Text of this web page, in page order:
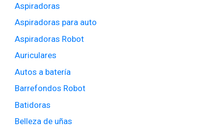
Aspiradoras
Aspiradoras para auto
Aspiradoras Robot
Auriculares
Autos a batería
Barrefondos Robot
Batidoras
Belleza de uñas